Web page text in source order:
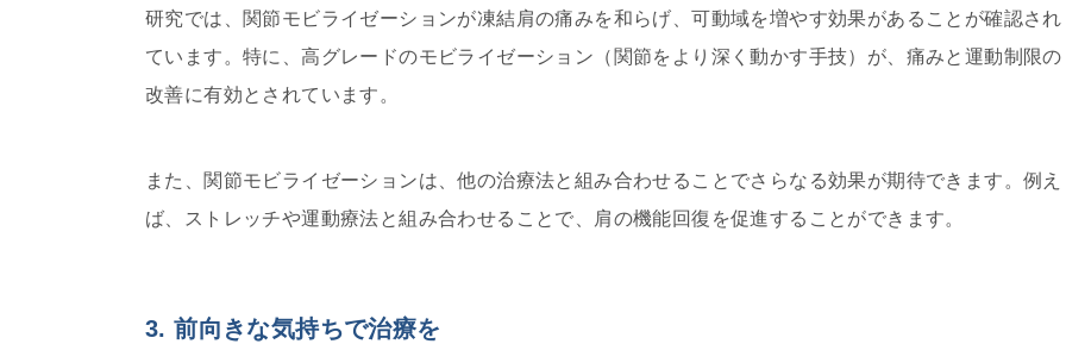
研究では、関節モビライゼーションが凍結肩の痛みを和らげ、可動域を増やす効果があることが確認され
ています。特に、高グレードのモビライゼーション（関節をより深く動かす手技）が、痛みと運動制限の
改善に有効とされています。
また、関節モビライゼーションは、他の治療法と組み合わせることでさらなる効果が期待できます。例え
ば、ストレッチや運動療法と組み合わせることで、肩の機能回復を促進することができます。
3. 前向きな気持ちで治療を